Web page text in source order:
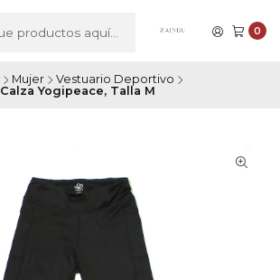
0
Mujer
Vestuario Deportivo
Calza Yogipeace, Talla M